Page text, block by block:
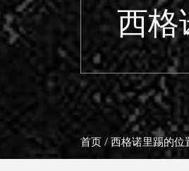
西格
首页 / 西格诺里踢的位